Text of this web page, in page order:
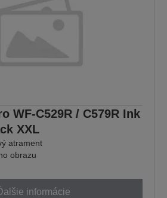
WF-C529R / C579R Ink
XXL
atrament
obrazu
informácie